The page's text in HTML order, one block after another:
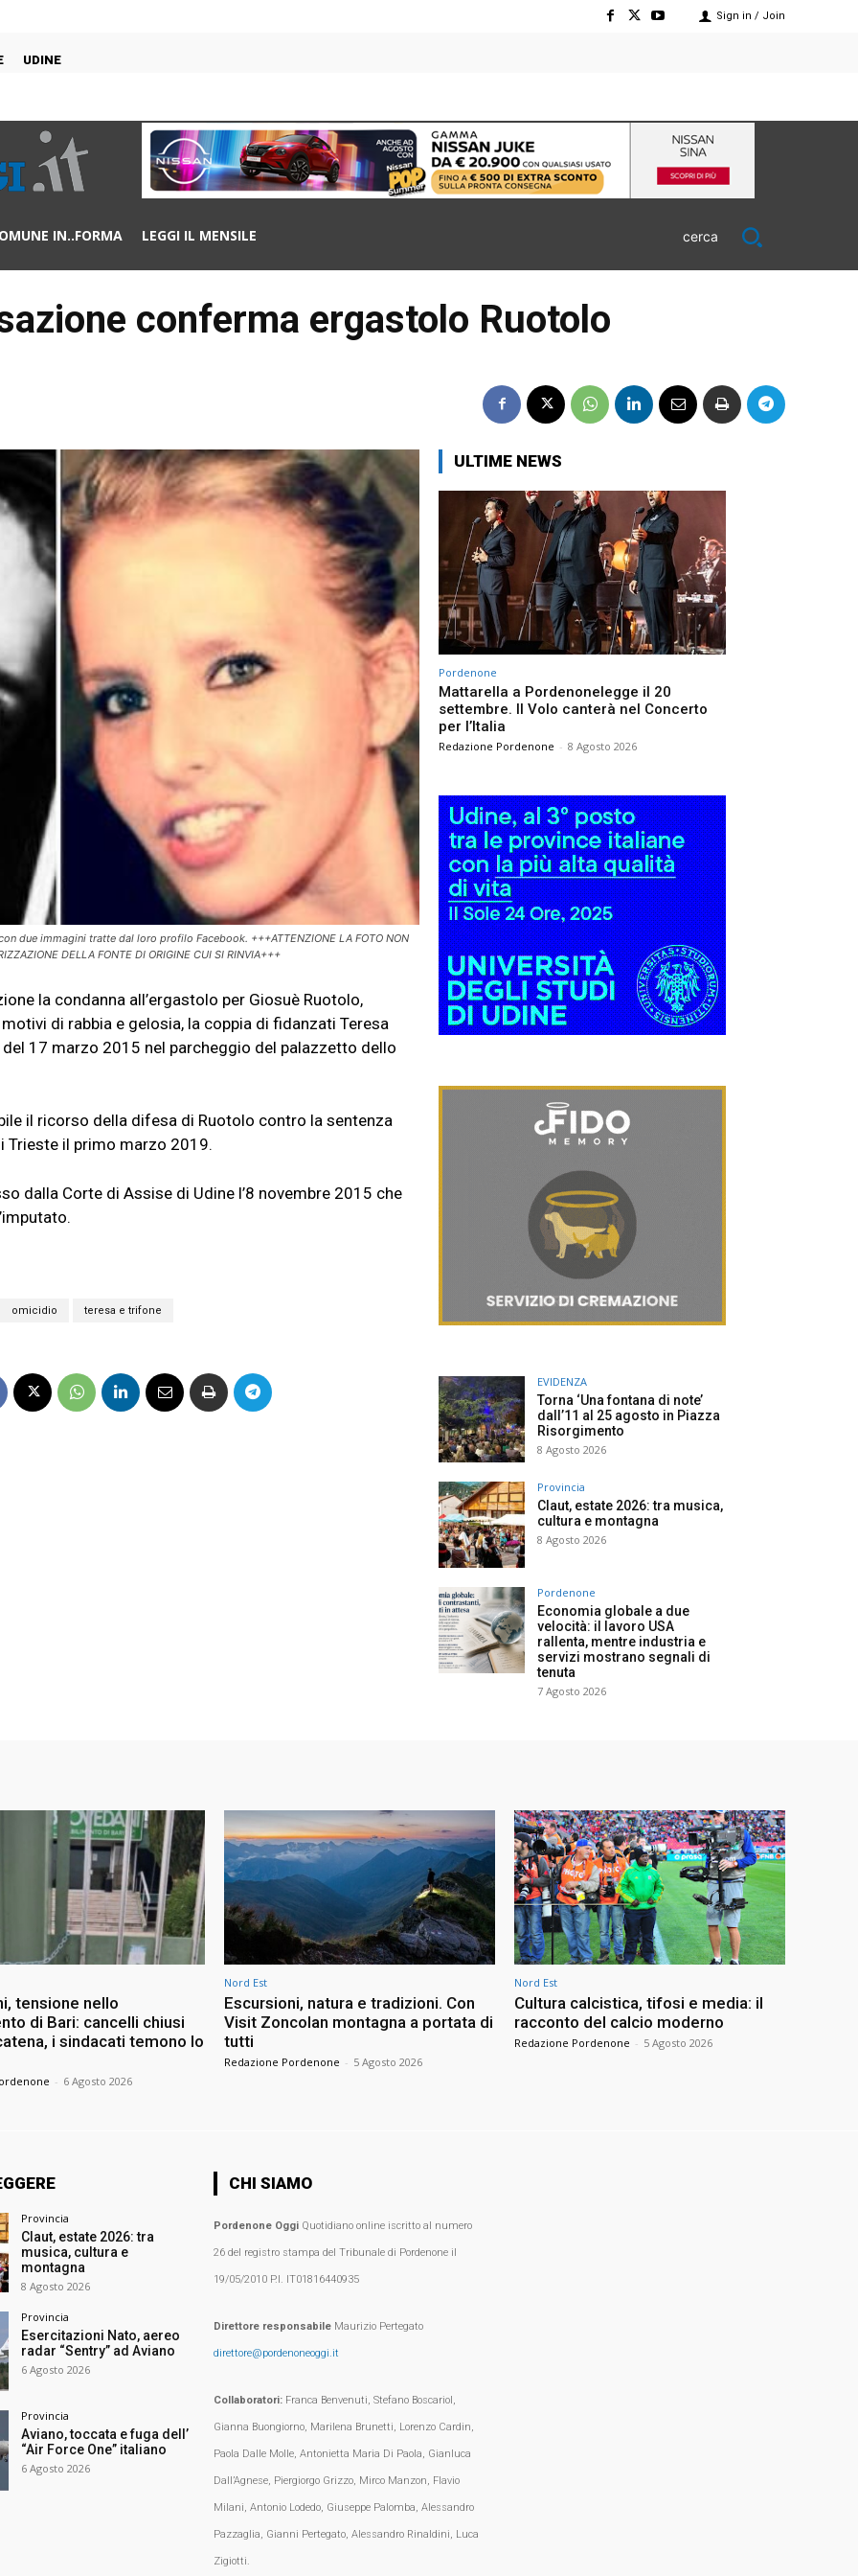
Sign in / Join
UDINE
IN..FORMA LEGGI IL MENSILE cerca
conferma ergastolo Ruotolo
due immagini tratte dal loro profilo Facebook. +++ATTENZIONE LA FOTO NON
DELLA FONTE DI ORIGINE CUI SI RINVIA+++
la condanna all’ergastolo per Giosuè Ruotolo,
di rabbia e gelosia, la coppia di fidanzati Teresa
17 marzo 2015 nel parcheggio del palazzetto dello
il ricorso della difesa di Ruotolo contro la sentenza
Trieste il primo marzo 2019.
dalla Corte di Assise di Udine l’8 novembre 2015 che
omicidio teresa e trifone
ULTIME NEWS
Pordenone
Mattarella a Pordenonelegge il 20
settembre. Il Volo canterà nel Concerto
per l’Italia
Redazione Pordenone - 8 Agosto 2026
EVIDENZA
Torna ‘Una fontana di note’
dall’11 al 25 agosto in Piazza
Risorgimento
8 Agosto 2026
Provincia
Claut, estate 2026: tra musica,
cultura e montagna
8 Agosto 2026
Pordenone
Economia globale a due
velocità: il lavoro USA
rallenta, mentre industria e
servizi mostrano segnali di
tenuta
7 Agosto 2026
tensione nello
di Bari: cancelli chiusi
i sindacati temono lo
- 6 Agosto 2026
Nord Est
Escursioni, natura e tradizioni. Con
Visit Zoncolan montagna a portata di
tutti
Redazione Pordenone - 5 Agosto 2026
Nord Est
Cultura calcistica, tifosi e media: il
racconto del calcio moderno
Redazione Pordenone - 5 Agosto 2026
Provincia
Claut, estate 2026: tra
musica, cultura e
montagna
8 Agosto 2026
Provincia
Esercitazioni Nato, aereo
radar “Sentry” ad Aviano
6 Agosto 2026
Provincia
Aviano, toccata e fuga dell’
“Air Force One” italiano
6 Agosto 2026
CHI SIAMO
Pordenone OggiQuotidiano online iscritto al numero
26 del registro stampa del Tribunale di Pordenone il
19/05/2010 P.I. IT01816440935
Direttore responsabileMaurizio Pertegato
direttore@pordenoneoggi.it
Collaboratori:Franca Benvenuti, Stefano Boscariol,
Gianna Buongiorno, Marilena Brunetti, Lorenzo Cardin,
Paola Dalle Molle, Antonietta Maria Di Paola, Gianluca
Dall’Agnese, Piergiorgo Grizzo, Mirco Manzon, Flavio
Milani, Antonio Lodedo, Giuseppe Palomba, Alessandro
Pazzaglia, Gianni Pertegato, Alessandro Rinaldini, Luca
Zigiotti.